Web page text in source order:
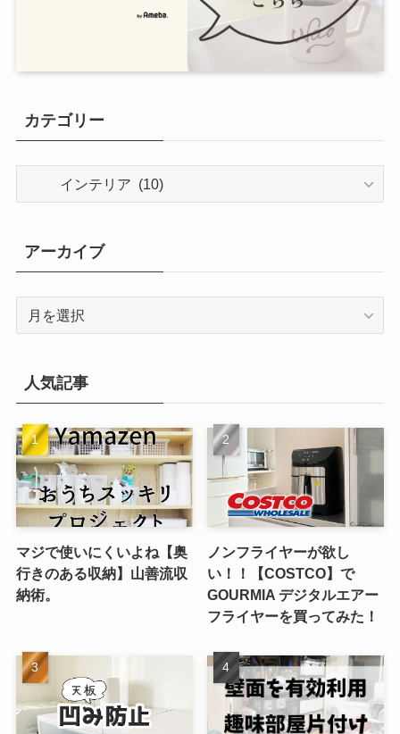
カテゴリー
リ
ー
アーカイブ
ブ
人気記事
マジで使いにくいよね【奥
行きのある収納】山善流収
納術。
ノンフライヤーが欲し
い！！【COSTCO】で
GOURMIA デジタルエアー
フライヤーを買ってみた！